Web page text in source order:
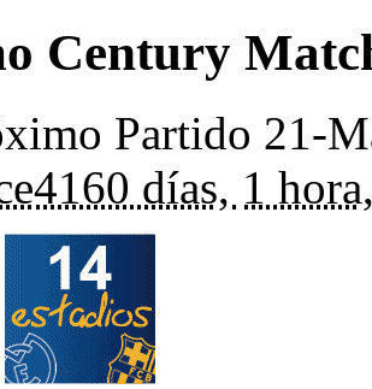
Century
Partido 21-
4160 días, 1